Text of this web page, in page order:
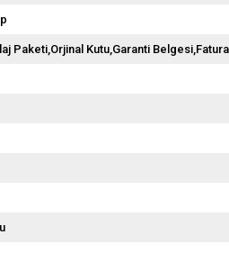
Paketi,Orjinal Kutu,Garanti